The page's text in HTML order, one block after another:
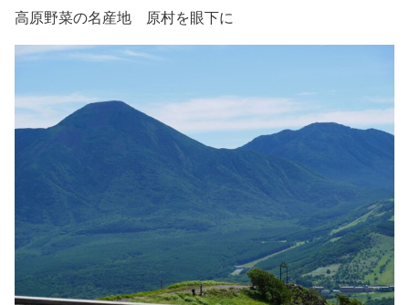
高原野菜の名産地 原村を眼下に